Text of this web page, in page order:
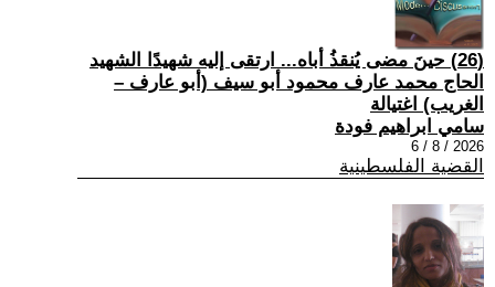
(26) حينَ مضى يُنقذُ أباه... ارتقى إليه شهيدًا الشهيد
الحاج محمد عارف محمود أبو سيف (أبو عارف –
الغريب) اغتيالة
سامي ابراهيم فودة
2026 / 8 / 6
القضية الفلسطينية